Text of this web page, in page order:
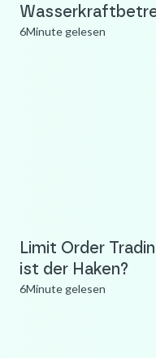
6Minute gelesen
Limit Order
ist der Haken?
6Minute gelesen